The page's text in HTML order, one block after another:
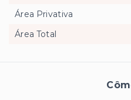
Área Privativa
Área Total